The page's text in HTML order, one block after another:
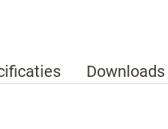
Downloads